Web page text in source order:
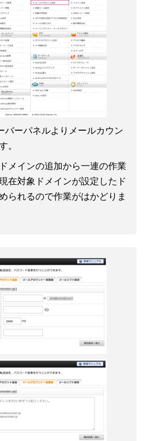
バーパネルよりメールカウン
。
メインの追加から一連の作業
在対象ドメインが設定したド
られるので作業がはかどりま